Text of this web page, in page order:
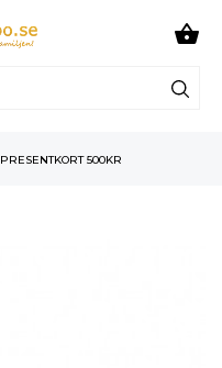

PRESENTKORT 500KR